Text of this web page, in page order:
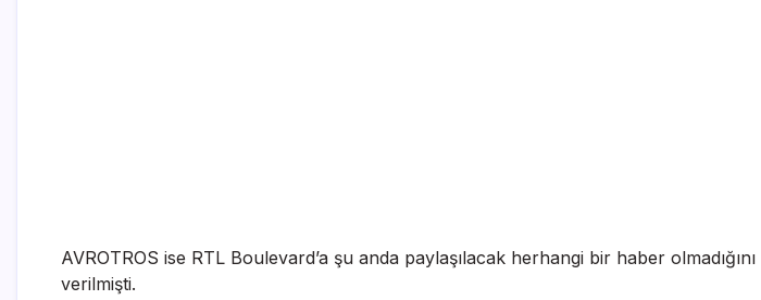
AVROTROS ise RTL Boulevard’a şu anda paylaşılacak herhangi bir haber
verilmişti.